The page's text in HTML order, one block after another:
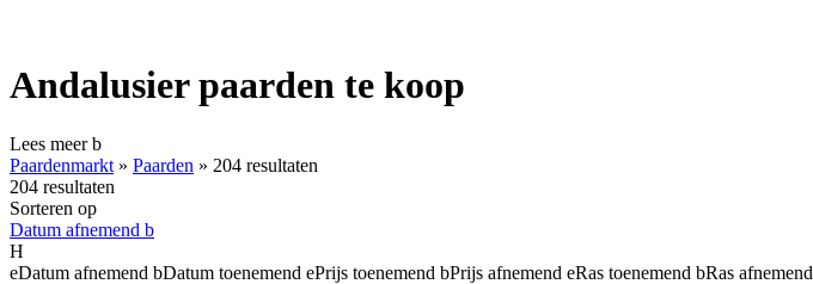
Andalusier paarden te koop
Lees meerb
Paardenmarkt » Paarden » 204 resultaten
204 resultaten
Sorteren op
Datum afnemend b
H
eDatum afnemend bDatum toenemend ePrijs toenemend bPrijs afnemend eRas toenemend bRas afnemend